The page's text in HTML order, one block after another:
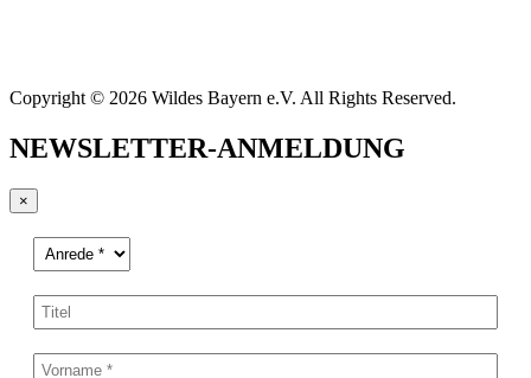
Copyright © 2026 Wildes Bayern e.V. All Rights Reserved.
NEWSLETTER-ANMELDUNG
×